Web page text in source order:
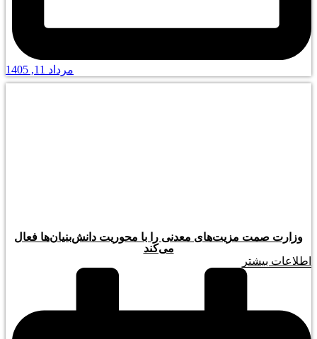
مرداد 11, 1405
وزارت صمت مزیت‌های معدنی را با محوریت دانش‌بنیان‌ها فعال
می‌کند
اطلاعات بیشتر